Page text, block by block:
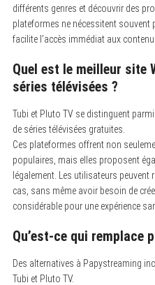
différents genres et découvrir des
plateformes ne nécessitent souvent
facilite l’accès immédiat aux
Quel est le meilleur site
séries télévisées ?
Tubi et Pluto TV se distinguent
de séries télévisées gratuites.
Ces plateformes offrent non
populaires, mais elles proposent
légalement. Les utilisateurs
cas, sans même avoir besoin de
considérable pour une expérience
Qu’est-ce qui remplace
Des alternatives à Papystreaming
Tubi et Pluto TV.